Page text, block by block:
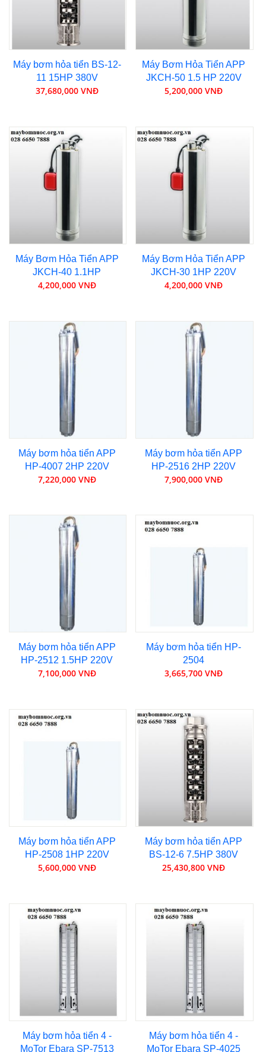
Máy bơm hỏa tiển BS-12-
11 15HP 380V
37,680,000 VNĐ
Máy Bơm Hỏa Tiển APP
JKCH-50 1.5 HP 220V
5,200,000 VNĐ
Máy Bơm Hỏa Tiển APP
JKCH-40 1.1HP
4,200,000 VNĐ
Máy Bơm Hỏa Tiển APP
JKCH-30 1HP 220V
4,200,000 VNĐ
Máy bơm hỏa tiển APP
HP-4007 2HP 220V
7,220,000 VNĐ
Máy bơm hỏa tiển APP
HP-2516 2HP 220V
7,900,000 VNĐ
Máy bơm hỏa tiển APP
HP-2512 1.5HP 220V
7,100,000 VNĐ
Máy bơm hỏa tiển HP-
2504
3,665,700 VNĐ
Máy bơm hỏa tiển APP
HP-2508 1HP 220V
5,600,000 VNĐ
Máy bơm hỏa tiển APP
BS-12-6 7.5HP 380V
25,430,800 VNĐ
Máy bơm hỏa tiển 4 -
MoTor Ebara SP-7513
Máy bơm hỏa tiển 4 -
MoTor Ebara SP-4025